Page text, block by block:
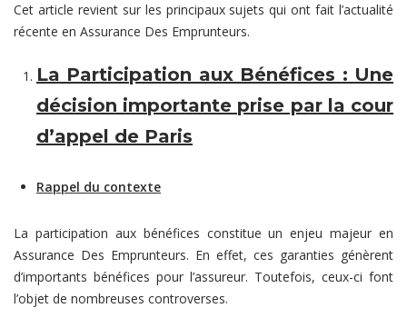
Cet article revient sur les principaux sujets qui ont fait l’actualité
récente en Assurance Des Emprunteurs.
La Participation aux Bénéfices : Une
décision importante prise par la cour
d’appel de Paris
Rappel du contexte
La participation aux bénéfices constitue un enjeu majeur en
Assurance Des Emprunteurs. En effet, ces garanties génèrent
d’importants bénéfices pour l’assureur. Toutefois, ceux-ci font
l’objet de nombreuses controverses.